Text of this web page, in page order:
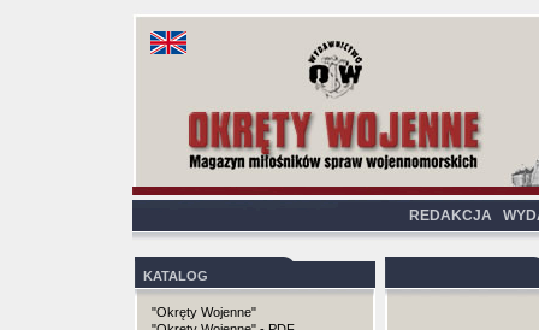
REDAKCJA
KATALOG
"Okręty Wojenne"